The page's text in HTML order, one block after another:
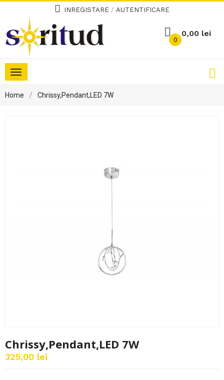
INREGISTARE / AUTENTIFICARE
0
0,00 lei
Toggle
navigation
Home Chrissy,Pendant,LED 7W
Chrissy,Pendant,LED 7W
325,00 lei